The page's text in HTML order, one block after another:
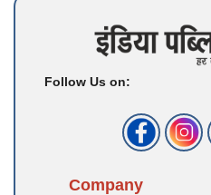
Follow Us on:
Company